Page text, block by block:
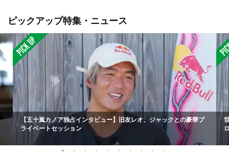
ピックアップ特集・ニュース
【五十嵐カノア独占インタビュー】旧友レオ、ジャックとの豪華プ
ライベートセッション